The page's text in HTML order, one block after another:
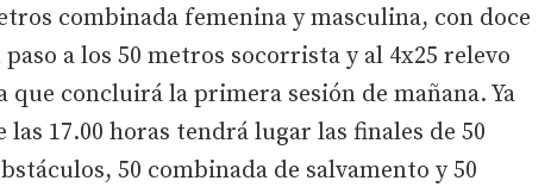
combinada femenina y masculina, con doce
a los 50 metros socorrista y al 4x25 relevo
concluirá la primera sesión de mañana. Ya
17.00 horas tendrá lugar las finales de 50
50 combinada de salvamento y 50